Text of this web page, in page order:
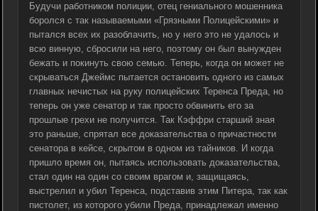
Будучи работником полиции, отец гениального мошенника
боролся с так называемыми «Грязными Полицейскими» и
пытался всех их разоблачить, но у него это не удалось и
всю винную, сбросили на него, поэтому он был вынужден
бежать и покинуть свою семью. Теперь, когда он может не
скрываться Джеймс пытается остановить одного из самых
главных нечистых на руку полицейских Теренса Преда, но
теперь он уже сенатор и так просто обвинить его за
прошлые грехи не получится. Так Кэффри старший зная
это раньше, спрятал все доказательства о причастности
сенатора в кейсе, скрытом в одном из тайников. И когда
пришло время он, пытаясь использовать доказательства,
стал один на один со своим врагом и, защищаясь,
выстрелил и убил Теренса, подставив этим Питера, так как
пистолет, из которого убили Преда, принадлежал именно